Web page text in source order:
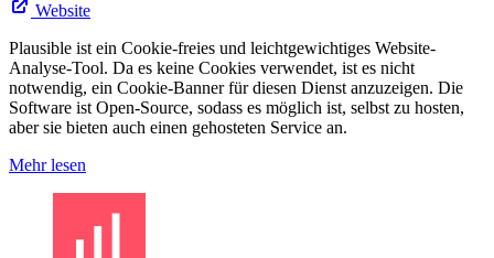
Website
Plausible ist ein Cookie-freies und leichtgewichtiges Website-
Analyse-Tool. Da es keine Cookies verwendet, ist es nicht
notwendig, ein Cookie-Banner für diesen Dienst anzuzeigen. Die
Software ist Open-Source, sodass es möglich ist, selbst zu hosten,
aber sie bieten auch einen gehosteten Service an.
Mehr lesen